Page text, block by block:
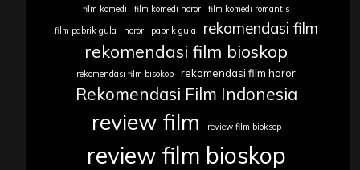
film komedi
film komedi horor
film komedi romantis
film pabrik gula
horor pabrik gula rekomendasi film
rekomendasi film bioskop
rekomendasi film bisokop rekomendasi film horor
Rekomendasi Film Indonesia
review film review film bioksop
review film bioskop